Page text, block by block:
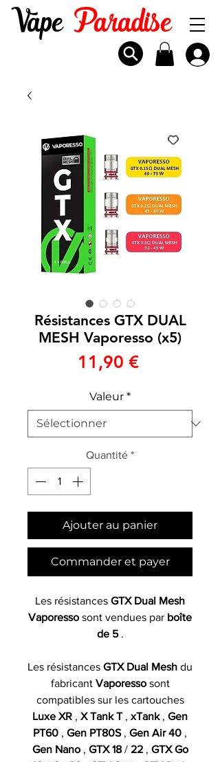
VapeParadise
Résistances GTX DUAL
MESH Vaporesso (x5)
11,90 €Prix
Valeur *
Quantité *
Ajouter au panier
Commander et payer
Les résistances GTX Dual Mesh
Vaporesso sont vendues par boîte
de 5 .
Les résistances GTX Dual Mesh du
fabricantVaporessosont
compatibles sur les cartouches
Luxe XR , X Tank T, xTank, Gen
PT60 , Gen PT80S, Gen Air 40 ,
Gen Nano, GTX 18/ 22, GTX Go